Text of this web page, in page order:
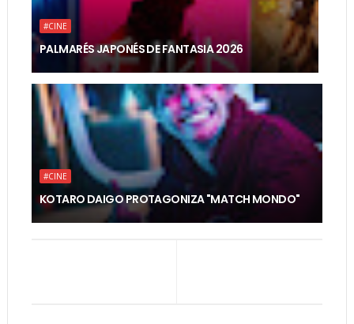
#CINE
PALMARÉS JAPONÉS DE FANTASIA 2026
#CINE
KOTARO DAIGO PROTAGONIZA "MATCH MONDO"